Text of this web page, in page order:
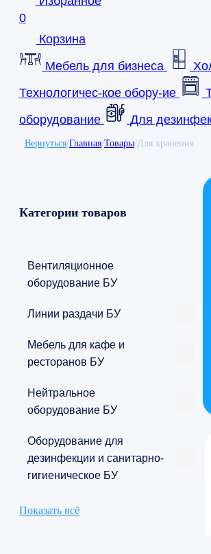
0
Корзина
Мебель для бизнеса
Технологичес-кое обору-ие
оборудование
Для
Вернуться/Главная/Товары/Для хранения
Категории товаров
Вентиляционное
оборудование БУ
Линии раздачи БУ
Мебель для кафе и
ресторанов БУ
Нейтральное
оборудование БУ
Оборудование для
дезинфекции и санитарно-
гигиеническое БУ
Показать всё